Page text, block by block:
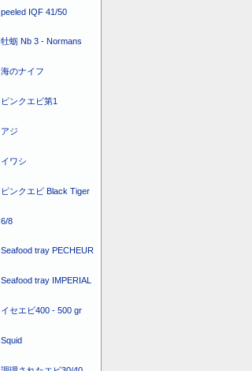
peeled IQF 41/50
牡蛎 Nb 3 - Normans
海のナイフ
ピンクエビ第1
アジ
イワシ
ピンクエビ Black Tiger
6/8
Seafood tray PECHEUR
Seafood tray IMPERIAL
イセエビ400 - 500 gr
Squid